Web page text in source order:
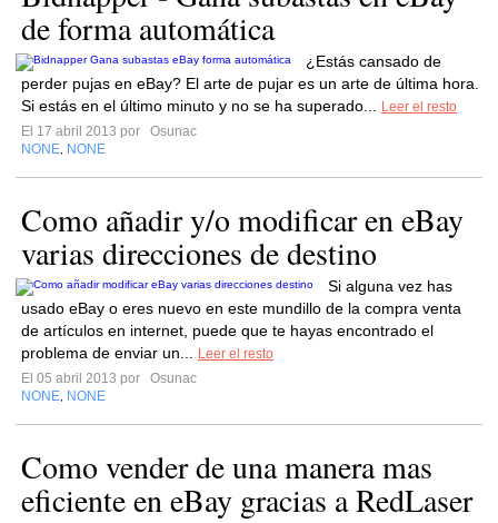
de forma automática
¿Estás cansado de
perder pujas en eBay? El arte de pujar es un arte de última hora.
Si estás en el último minuto y no se ha superado...
Leer el resto
El 17 abril 2013 por
Osunac
NONE NONE
Como añadir y/o modificar en eBay
varias direcciones de destino
Si alguna vez has
usado eBay o eres nuevo en este mundillo de la compra venta
de artículos en internet, puede que te hayas encontrado el
problema de enviar un...
Leer el resto
El 05 abril 2013 por
Osunac
NONE NONE
Como vender de una manera mas
eficiente en eBay gracias a RedLaser